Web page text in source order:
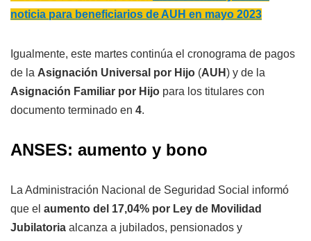
noticia para beneficiarios de AUH en mayo 2023
Igualmente, este martes continúa el cronograma de pagos
de la Asignación Universal por Hijo (AUH) y de la
Asignación Familiar por Hijo para los titulares con
documento terminado en 4.
ANSES: aumento y bono
La Administración Nacional de Seguridad Social informó
que el aumento del 17,04% por Ley de Movilidad
Jubilatoria alcanza a jubilados, pensionados y